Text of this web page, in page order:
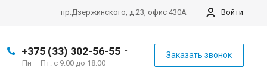
Войти
пр.Дзержинского, д.23, офис 430А
+375 (33) 302-56-55
Пн – Пт: с 9:00 до 18:00
Заказать звонок